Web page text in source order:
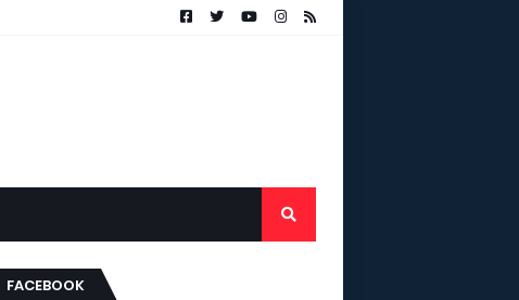
FACEBOOK